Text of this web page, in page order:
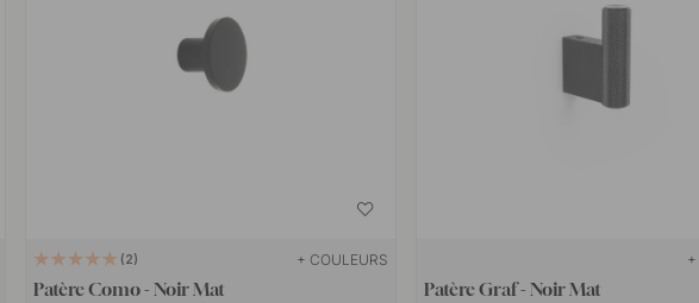
2 + COULEURS
Patère Como - Noir Mat Patère Graf - Noir Mat